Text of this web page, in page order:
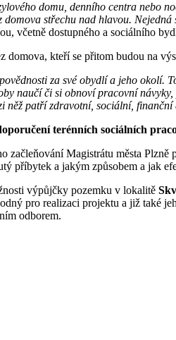
domu, denního centra nebo
střechu nad hlavou.
včetně dostupného a sociálního
kteří se přitom budou na
za své obydlí a jeho
naučí či si obnoví pracovní
něž patří zdravotní, sociální, finanční
terénních sociálních
Magistrátu města
příbytek a jakým způsobem a jak
výpůjčky pozemku v lokalitě
pro realizaci projektu a již také
odborem.